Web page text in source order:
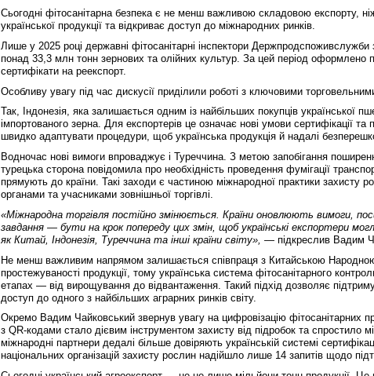
Сьогодні фітосанітарна безпека є не менш важливою складовою експорту,
української продукції та відкриває доступ до міжнародних ринків.
Лише у 2025 році державні фітосанітарні інспектори
понад 33,3 млн тонн зернових та олійних культур. За цей період оформлено
сертифікати на реекспорт.
Особливу увагу під час дискусії приділили роботі з ключовими
Так, Індонезія, яка залишається одним із найбільших покупців української
імпортованого зерна. Для експортерів це означає нові умови сертифікації
швидко адаптувати процедури, щоб українська продукція й надалі
Водночас нові вимоги впроваджує і Туреччина. З метою запобігання
турецька сторона повідомила про необхідність проведення фумігації
прямують до країни. Такі заходи є частиною міжнародної практики захисту
органами та учасниками зовнішньої торгівлі.
«Міжнародна торгівля постійно змінюється. Країни оновлюють вимоги,
завдання — бути на крок попереду цих змін, щоб українські експортери
як Китай, Індонезія, Туреччина та інші країни світу»,— підкреслив Вадим
Не менш важливим напрямом залишається співпраця з Китайською
простежуваності продукції, тому українська система фітосанітарного
етапах — від вирощування до відвантаження. Такий підхід дозволяє
доступ до одного з найбільших аграрних ринків світу.
Окремо Вадим Чайковський звернув увагу на цифровізацію фітосанітарних
з QR-кодами стало дієвим інструментом захисту від підробок та спростило
міжнародні партнери дедалі більше довіряють українській системі
національних організацій захисту рослин надійшло лише 14 запитів щодо